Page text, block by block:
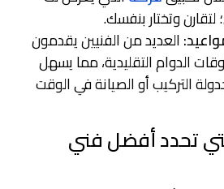
وتختار بنفسك.
العديد من الفنيين يقدمون
الدوام التقليدية، مما يسهل
التركيب أو الصيانة في الوقت
تحدد أفضل فني